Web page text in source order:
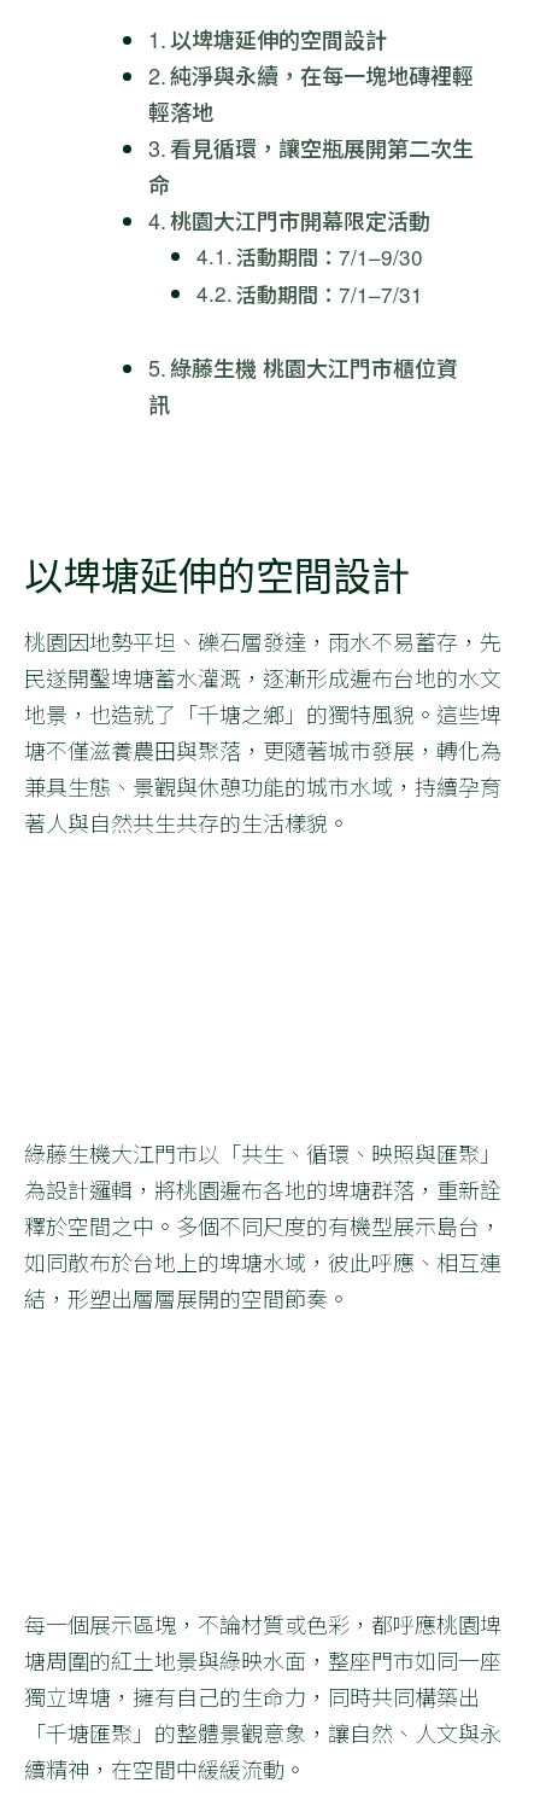
以埤塘延伸的空間設計
純淨與永續，在每一塊地磚裡輕
輕落地
看見循環，讓空瓶展開第二次生
命
桃園大江門市開幕限定活動
活動期間：7/1–9/30
活動期間：7/1–7/31
綠藤生機 桃園大江門市櫃位資
訊
以埤塘延伸的空間設計
桃園因地勢平坦、礫石層發達，雨水不易蓄存，先
民遂開鑿埤塘蓄水灌溉，逐漸形成遍布台地的水文
地景，也造就了「千塘之鄉」的獨特風貌。這些埤
塘不僅滋養農田與聚落，更隨著城市發展，轉化為
兼具生態、景觀與休憩功能的城市水域，持續孕育
著人與自然共生共存的生活樣貌。
綠藤生機大江門市以「共生、循環、映照與匯聚」
為設計邏輯，將桃園遍布各地的埤塘群落，重新詮
釋於空間之中。多個不同尺度的有機型展示島台，
如同散布於台地上的埤塘水域，彼此呼應、相互連
結，形塑出層層展開的空間節奏。
每一個展示區塊，不論材質或色彩，都呼應桃園埤
塘周圍的紅土地景與綠映水面，整座門市如同一座
獨立埤塘，擁有自己的生命力，同時共同構築出
「千塘匯聚」的整體景觀意象，讓自然、人文與永
續精神，在空間中緩緩流動。